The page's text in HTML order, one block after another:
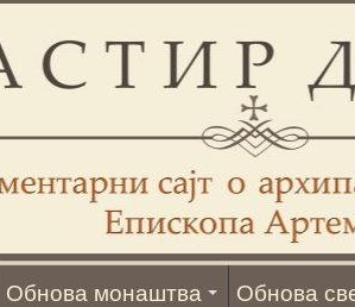
Обнова монаштва Обнова